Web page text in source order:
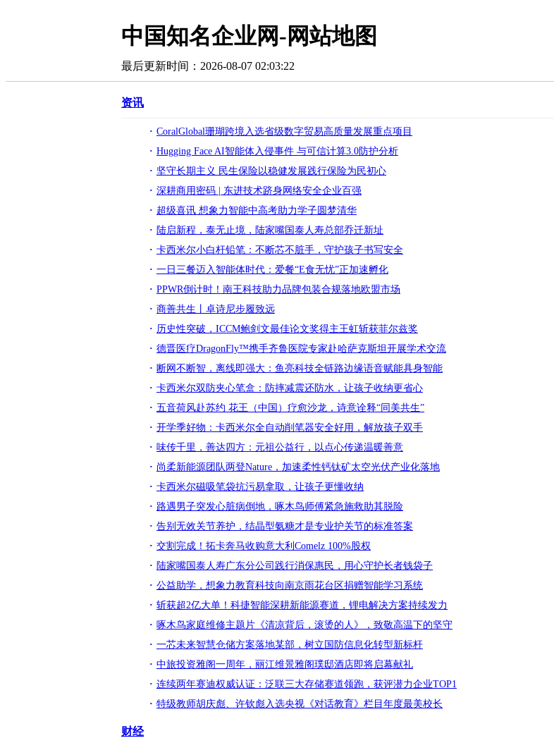
中国知名企业网-网站地图
最后更新时间：2026-08-07 02:03:22
资讯
CoralGlobal珊瑚跨境入选省级数字贸易高质量发展重点项目
Hugging Face AI智能体入侵事件 与可信计算3.0防护分析
坚守长期主义 民生保险以稳健发展践行保险为民初心
深耕商用密码 | 东进技术跻身网络安全企业百强
超级喜讯 想象力智能中高考助力学子圆梦清华
陆启新程，泰无止境，陆家嘴国泰人寿总部乔迁新址
卡西米尔小白杆铅笔：不断芯不脏手，守护孩子书写安全
一日三餐迈入智能体时代：爱餐“E食无忧”正加速孵化
PPWR倒计时！南王科技助力品牌包装合规落地欧盟市场
商善共生丨卓诗尼步履致远
历史性突破，ICCM鲍剑文最佳论文奖得主王虹斩获菲尔兹奖
德晋医疗DragonFly™携手齐鲁医院专家赴哈萨克斯坦开展学术交流
断网不断智，离线即强大：鱼亮科技全链路边缘语音赋能具身智能
卡西米尔双防夹心笔盒：防摔减震还防水，让孩子收纳更省心
五音荷风赴苏约 花王（中国）疗愈沙龙，诗意诠释“同美共生”
开学季好物：卡西米尔全自动削笔器安全好用，解放孩子双手
味传千里，善达四方：元祖公益行，以点心传递温暖善意
尚柔新能源团队两登Nature，加速柔性钙钛矿太空光伏产业化落地
卡西米尔磁吸笔袋抗污易拿取，让孩子更懂收纳
路遇男子突发心脏病倒地，啄木鸟师傅紧急施救助其脱险
告别无效关节养护，结晶型氨糖才是专业护关节的标准答案
交割完成！拓卡奔马收购意大利Comelz 100%股权
陆家嘴国泰人寿广东分公司践行消保惠民，用心守护长者钱袋子
公益助学，想象力教育科技向南京雨花台区捐赠智能学习系统
斩获超2亿大单！科捷智能深耕新能源赛道，锂电解决方案持续发力
啄木鸟家庭维修主题片《清凉背后，滚烫的人》，致敬高温下的坚守
一芯未来智慧仓储方案落地某部，树立国防信息化转型新标杆
中旅投资雅阁一周年，丽江维景雅阁璞邸酒店即将启幕献礼
连续两年赛迪权威认证：泛联三大存储赛道领跑，获评潜力企业TOP1
特级教师胡庆彪、许钦彪入选央视《对话教育》栏目年度最美校长
财经